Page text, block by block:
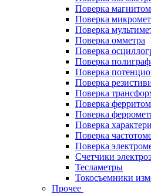
Поверка
Поверка
Поверка
Поверка омметра
Поверка
Поверка
Поверка
Поверка
Поверка
Поверка
Поверка
Поверка
Поверка
Поверка
Счетчики
Тесламетры
Токосъемники
Прочее